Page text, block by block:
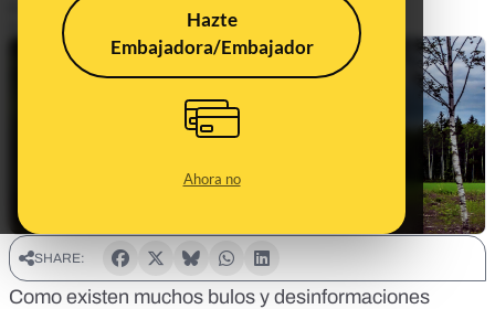
Hazte
Embajadora/Embajador
Ahora no
Publicado el
Actualizado el
Oct 24, 2021, 11:02:00 AM
SHARE:
Como existen muchos bulos y desinformaciones